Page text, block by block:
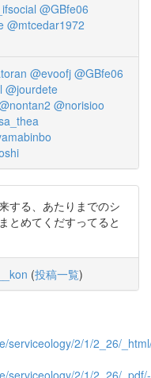
@GBfe06
@mtcedar1972
@evoofj @GBfe06
@jourdete
@norisioo
する、あたりまでのシ
とめてくだすってると
(投稿一覧)
serviceology/2/1/2_26/
serviceology/2/1/2_26/_pdf/-